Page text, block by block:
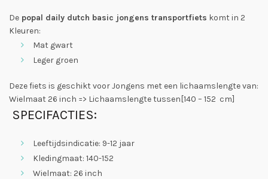
De popal daily dutch basic jongens transportfiets komt in 2
Kleuren:
Mat gwart
Leger groen
Deze fiets is geschikt voor Jongens met een lichaamslengte van:
Wielmaat 26 inch => Lichaamslengte tussen[140 – 152 cm]
SPECIFACTIES:
Leeftijdsindicatie: 9-12 jaar
Kledingmaat: 140-152
Wielmaat: 26 inch